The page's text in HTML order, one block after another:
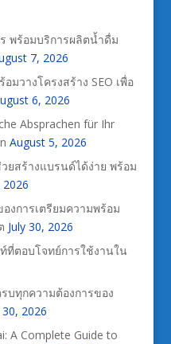
พร้อมบริการผลิตน้ำดื่ม
7, 2026
มวางโครงสร้าง SEO เพื่อ
6, 2026
Absprachen für Ihr
August 5, 2026
ยสร้างแบรนด์ได้ง่าย พร้อม
2026
งการเตรียมความพร้อม
July 30, 2026
ที่ตอบโจทย์การใช้งานใน
บทุกความต้องการของ
30, 2026
A Complete Guide to